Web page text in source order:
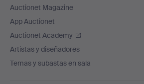
Auctionet Magazine
App Auctionet
Auctionet Academy
Artistas y diseñadores
Temas y subastas en sala